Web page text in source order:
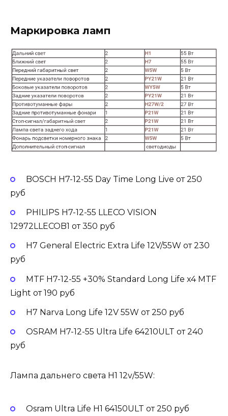
Маркировка ламп
BOSCH H7-12-55 Day Time Long Live от 250
руб
PHILIPS H7-12-55 LLECO VISION
12972LLECOB1 от 350 руб
H7 General Electric Extra Life 12V/55W от 230
руб
MTF H7-12-55 +30% Standard Long Life x4 MTF
Light от 190 руб
H7 Narva Long Life 12V 55W от 250 руб
OSRAM H7-12-55 Ultra Life 64210ULT от 240
руб
Лампа дальнего света H1 12v/55W:
Osram Ultra Life H1 64150ULT от 250 руб